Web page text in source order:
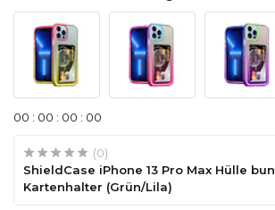
00 : 00 : 00 : 00
(0)
ShieldCase iPhone 13 Pro Max Hülle
Kartenhalter (Grün/Lila)